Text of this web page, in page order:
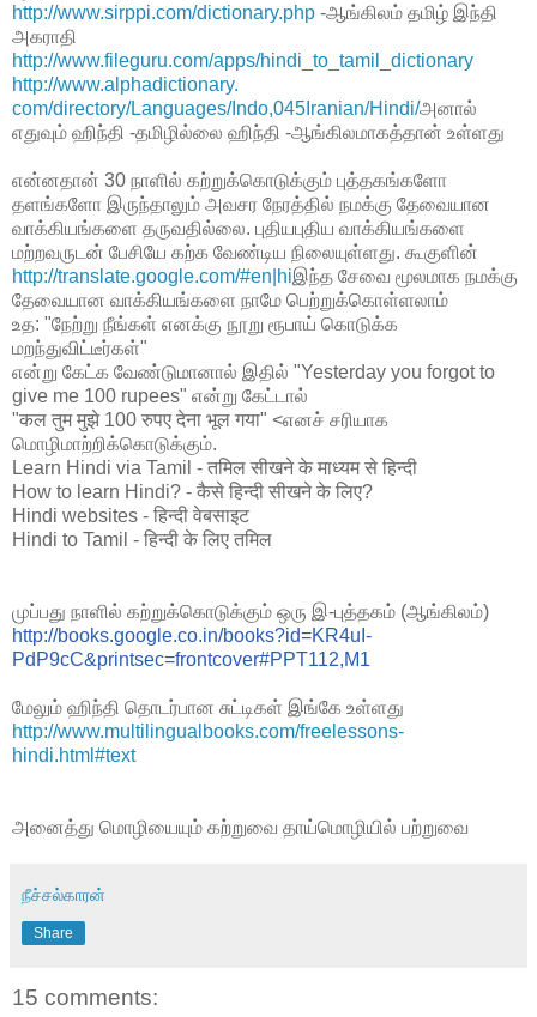
http://www.sirppi.com/dictionary.php -ஆங்கிலம் தமிழ் இந்தி
அகராதி
http://www.fileguru.com/apps/hindi_to_tamil_dictionary
http://www.alphadictionary.
com/directory/Languages/Indo,045Iranian/Hindi/அனால்
எதுவும் ஹிந்தி -தமிழில்லை ஹிந்தி -ஆங்கிலமாகத்தான் உள்ளது
என்னதான் 30 நாளில் கற்றுக்கொடுக்கும் புத்தகங்களோ
தளங்களோ இருந்தாலும் அவசர நேரத்தில் நமக்கு தேவையான
வாக்கியங்களை தருவதில்லை. புதியபுதிய வாக்கியங்களை
மற்றவருடன் பேசியே கற்க வேண்டிய நிலையுள்ளது. கூகுளின்
http://translate.google.com/#en|hiஇந்த சேவை மூலமாக நமக்கு
தேவையான வாக்கியங்களை நாமே பெற்றுக்கொள்ளலாம்
உத: "நேற்று நீங்கள் எனக்கு நூறு ரூபாய் கொடுக்க
மறந்துவிட்டீர்கள்"
என்று கேட்க வேண்டுமானால் இதில் "Yesterday you forgot to
give me 100 rupees" என்று கேட்டால்
"कल तुम मुझे 100 रुपए देना भूल गया" <எனச் சரியாக
மொழிமாற்றிக்கொடுக்கும்.
Learn Hindi via Tamil - तमिल सीखने के माध्यम से हिन्दी
How to learn Hindi? - कैसे हिन्दी सीखने के लिए?
Hindi websites - हिन्दी वेबसाइट
Hindi to Tamil - हिन्दी के लिए तमिल
முப்பது நாளில் கற்றுக்கொடுக்கும் ஒரு இ-புத்தகம் (ஆங்கிலம்)
http://books.google.co.in/books?id=KR4uI-
PdP9cC&printsec=frontcover#PPT112,M1
மேலும் ஹிந்தி தொடர்பான சுட்டிகள் இங்கே உள்ளது
http://www.multilingualbooks.com/freelessons-
hindi.html#text
அனைத்து மொழியையும் கற்றுவை தாய்மொழியில் பற்றுவை
நீச்சல்காரன்
Share
15 comments: